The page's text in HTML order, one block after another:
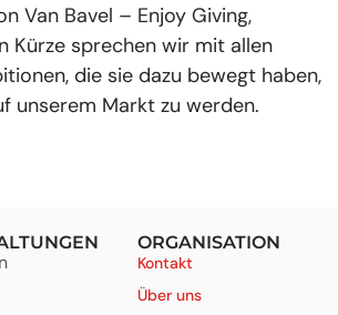
Van Bavel – Enjoy Giving,
Kürze sprechen wir mit allen
die sie dazu bewegt haben,
unserem Markt zu werden.
ORGANISATION
Kontakt
Über uns